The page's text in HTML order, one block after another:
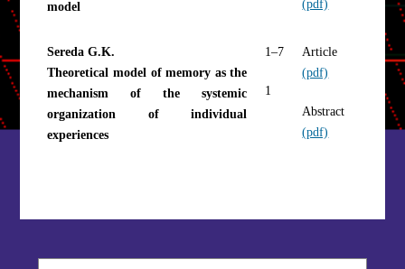
model
(pdf)
Sereda G.K.
Theoretical model of memory as the
mechanism of the systemic
organization of individual
experiences
1–7
1
Article
(pdf)
Abstract
(pdf)